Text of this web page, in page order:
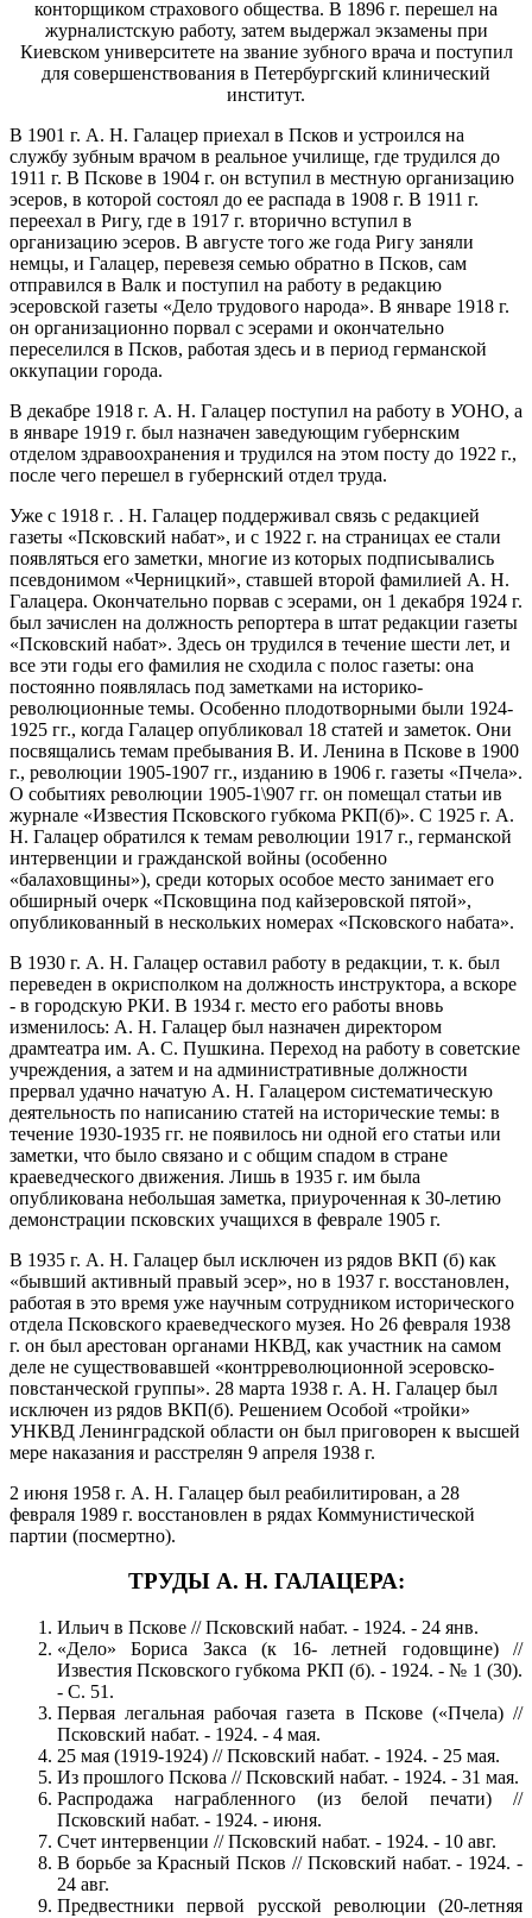
конторщиком страхового общества. В 1896 г. перешел на
журналистскую работу, затем выдержал экзамены при
Киевском университете на звание зубного врача и поступил
для совершенствования в Петербургский клинический
институт.
В 1901 г. А. Н. Галацер приехал в Псков и устроился на
службу зубным врачом в реальное училище, где трудился до
1911 г. В Пскове в 1904 г. он вступил в местную организацию
эсеров, в которой состоял до ее распада в 1908 г. В 1911 г.
переехал в Ригу, где в 1917 г. вторично вступил в
организацию эсеров. В августе того же года Ригу заняли
немцы, и Галацер, перевезя семью обратно в Псков, сам
отправился в Валк и поступил на работу в редакцию
эсеровской газеты «Дело трудового народа». В январе 1918 г.
он организационно порвал с эсерами и окончательно
переселился в Псков, работая здесь и в период германской
оккупации города.
В декабре 1918 г. А. Н. Галацер поступил на работу в УОНО, а
в январе 1919 г. был назначен заведующим губернским
отделом здравоохранения и трудился на этом посту до 1922 г.,
после чего перешел в губернский отдел труда.
Уже с 1918 г. . Н. Галацер поддерживал связь с редакцией
газеты «Псковский набат», и с 1922 г. на страницах ее стали
появляться его заметки, многие из которых подписывались
псевдонимом «Черницкий», ставшей второй фамилией А. Н.
Галацера. Окончательно порвав с эсерами, он 1 декабря 1924 г.
был зачислен на должность репортера в штат редакции газеты
«Псковский набат». Здесь он трудился в течение шести лет, и
все эти годы его фамилия не сходила с полос газеты: она
постоянно появлялась под заметками на историко-
революционные темы. Особенно плодотворными были 1924-
1925 гг., когда Галацер опубликовал 18 статей и заметок. Они
посвящались темам пребывания В. И. Ленина в Пскове в 1900
г., революции 1905-1907 гг., изданию в 1906 г. газеты «Пчела».
О событиях революции 1905-1\907 гг. он помещал статьи ив
журнале «Известия Псковского губкома РКП(б)». С 1925 г. А.
Н. Галацер обратился к темам революции 1917 г., германской
интервенции и гражданской войны (особенно
«балаховщины»), среди которых особое место занимает его
обширный очерк «Псковщина под кайзеровской пятой»,
опубликованный в нескольких номерах «Псковского набата».
В 1930 г. А. Н. Галацер оставил работу в редакции, т. к. был
переведен в окрисполком на должность инструктора, а вскоре
- в городскую РКИ. В 1934 г. место его работы вновь
изменилось: А. Н. Галацер был назначен директором
драмтеатра им. А. С. Пушкина. Переход на работу в советские
учреждения, а затем и на административные должности
прервал удачно начатую А. Н. Галацером систематическую
деятельность по написанию статей на исторические темы: в
течение 1930-1935 гг. не появилось ни одной его статьи или
заметки, что было связано и с общим спадом в стране
краеведческого движения. Лишь в 1935 г. им была
опубликована небольшая заметка, приуроченная к 30-летию
демонстрации псковских учащихся в феврале 1905 г.
В 1935 г. А. Н. Галацер был исключен из рядов ВКП (б) как
«бывший активный правый эсер», но в 1937 г. восстановлен,
работая в это время уже научным сотрудником исторического
отдела Псковского краеведческого музея. Но 26 февраля 1938
г. он был арестован органами НКВД, как участник на самом
деле не существовавшей «контрреволюционной эсеровско-
повстанческой группы». 28 марта 1938 г. А. Н. Галацер был
исключен из рядов ВКП(б). Решением Особой «тройки»
УНКВД Ленинградской области он был приговорен к высшей
мере наказания и расстрелян 9 апреля 1938 г.
2 июня 1958 г. А. Н. Галацер был реабилитирован, а 28
февраля 1989 г. восстановлен в рядах Коммунистической
партии (посмертно).
ТРУДЫ А. Н. ГАЛАЦЕРА:
Ильич в Пскове // Псковский набат. - 1924. - 24 янв.
«Дело» Бориса Закса (к 16- летней годовщине) //
Известия Псковского губкома РКП (б). - 1924. - № 1 (30).
- С. 51.
Первая легальная рабочая газета в Пскове («Пчела) //
Псковский набат. - 1924. - 4 мая.
25 мая (1919-1924) // Псковский набат. - 1924. - 25 мая.
Из прошлого Пскова // Псковский набат. - 1924. - 31 мая.
Распродажа награбленного (из белой печати) //
Псковский набат. - 1924. - июня.
Счет интервенции // Псковский набат. - 1924. - 10 авг.
В борьбе за Красный Псков // Псковский набат. - 1924. -
24 авг.
Предвестники первой русской революции (20-летняя